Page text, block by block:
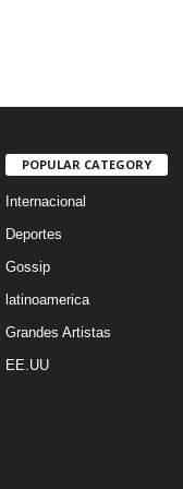
POPULAR CATEGORY
Internacional
Deportes
Gossip
latinoamerica
Grandes Artistas
EE.UU